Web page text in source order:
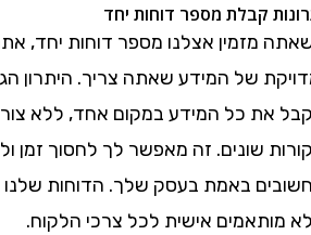
קבלת מספר דוחות יחד
אצלנו מספר דוחות יחד, אתה
של המידע שאתה צריך. היתרון
כל המידע במקום אחד, ללא צורך
שונים. זה מאפשר לך לחסוך זמן
באמת בעסק שלך. הדוחות שלנו
אישית לכל צרכי הלקוח.